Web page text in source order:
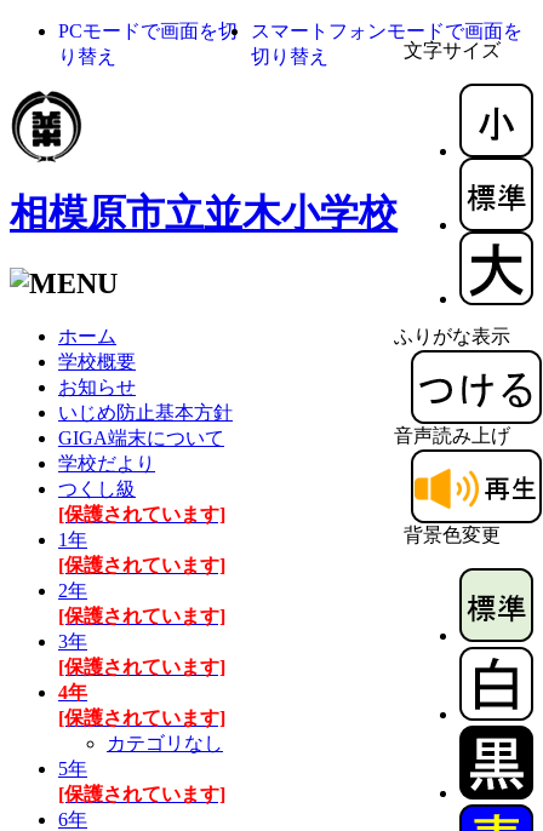
文字サイズ
ふりがな表示
音声読み上げ
背景色変更
PCモードで画面を切
り替え
スマートフォンモードで画面を
切り替え
相模原市立並木小学校
ホーム
学校概要
お知らせ
いじめ防止基本方針
GIGA端末について
学校だより
つくし級
[保護されています]
1年
[保護されています]
2年
[保護されています]
3年
[保護されています]
4年
[保護されています]
カテゴリなし
5年
[保護されています]
6年